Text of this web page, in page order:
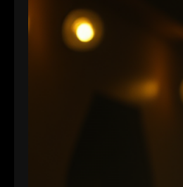
werden.…